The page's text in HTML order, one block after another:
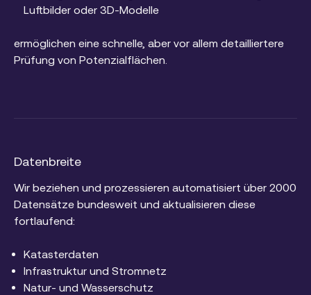
Luftbilder oder 3D-Modelle
ermöglichen eine schnelle, aber vor allem detailliertere
Prüfung von Potenzialflächen.
Datenbreite
Wir beziehen und prozessieren automatisiert über 2000
Datensätze bundesweit und aktualisieren diese
fortlaufend:
Katasterdaten
Infrastruktur und Stromnetz
Natur- und Wasserschutz